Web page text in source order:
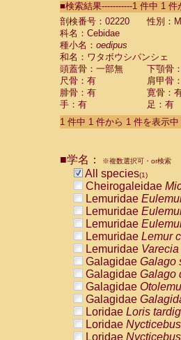
CebidaeSaguinus
Cebidae Saguinus
Cebidae
Cebidae
CebidaeSaguinus
Cebidae Saguinus
Cebidae Saguinus
Cebidae Saguinus
Cebidae Aotus
Cebidae Cebus
CebidaeCebus
CebidaeCebus
CebidaeSaimiri
CebidaeSaimiri
AtelidaeAlouatta
AtelidaeAlouatta
AtelidaeAlouatta
AtelidaeAlouatta
AtelidaeAteles
AtelidaeAteles
AtelidaeAteles
AtelidaeAteles
Atelidae Lagothrix
AtelidaeLagothrix
Pitheciidae
■検索結果-----------1 件中 1
剖検番号：02220
性別：M
科名：Cebidae
種小名： oedipus
和名：ワタボウシパンシェ
頭蓋骨：一部無
下顎骨
尺骨：有
肩甲骨
腓骨：有
寛骨：
手：有
足：有
1 件中 1 件から 1 件を表示中
■学名： ※複数選択可・or検索
All species(1)
Cheirogaleidae
Lemuridae
Lemuridae
Lemuridae
Lemuridae Lemur
Lemuridae
Galagidae Galago
Galagidae Galago
Galagidae
Galagidae
Loridae Loris
Loridae
Loridae